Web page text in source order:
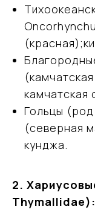
камчатская
Гольцы
(северная
кунджа.
2.
Thymallidae):